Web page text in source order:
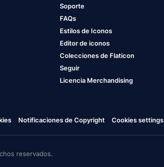
Soporte
FAQs
Estilos de Iconos
Editor de iconos
Colecciones de Flaticon
Seguir
Licencia Merchandising
Notificaciones de Copyright Cookies settings
reservados.